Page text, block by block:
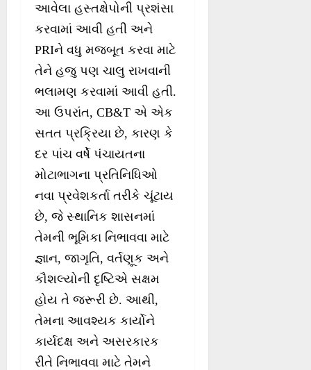
આવેલા હસ્તક્ષેપોની પ્રશંસા
કરવામાં આવી હતી અને
PRIને વધુ મજબૂત કરવા માટે
તેને હજુ પણ ચાલુ રાખવાની
ભલામણ કરવામાં આવી હતી.
આ ઉપરાંત, CB&T એ એક
સતત પ્રક્રિયા છે, કારણ કે
દર પાંચ વર્ષે પંચાયતના
મોટાભાગના પ્રતિનિધિઓ
નવા પ્રવેશકર્તા તરીકે ચૂંટાય
છે, જે સ્થાનિક શાસનમાં
તેમની ભૂમિકા નિભાવવા માટે
જ્ઞાન, જાગૃતિ, વર્તણૂક અને
કૌશલ્યોની દૃષ્ટિએ સક્ષમ
હોય તે જરૂરી છે. આથી,
તેમના આવશ્યક કાર્યોને
કાર્યદક્ષ અને અસરકારક
રીતે નિભાવવા માટે તેમને